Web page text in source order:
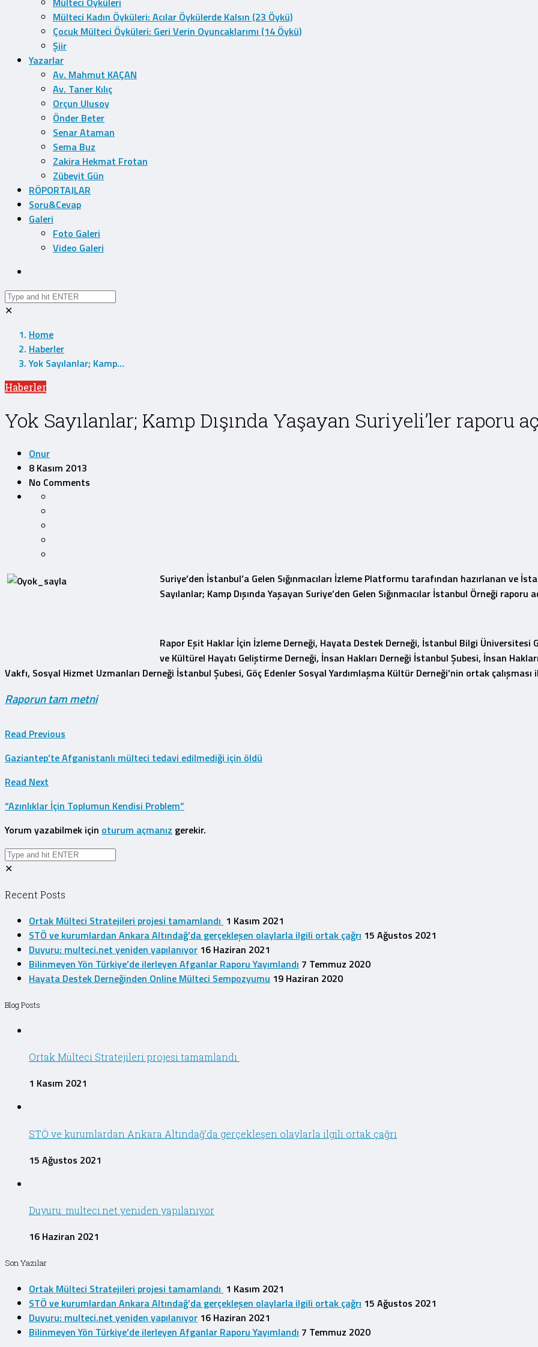
Mülteci Kadın Öyküleri: Acılar Öykülerde Kalsın (23 Öykü)
Çocuk Mülteci Öyküleri: Geri Verin Oyuncaklarımı (14 Öykü)
Şiir
Yazarlar
Av. Mahmut KAÇAN
Av. Taner Kılıç
Orçun Ulusoy
Önder Beter
Senar Ataman
Sema Buz
Zakira Hekmat Frotan
Zübeyit Gün
RÖPORTAJLAR
Soru&Cevap
Galeri
Foto Galeri
Video Galeri
✕
Home
Haberler
Yok Sayılanlar; Kamp…
Haberler
Yok Sayılanlar; Kamp Dışında Yaşayan Suriyeli’ler raporu
Onur
8 Kasım 2013
No Comments
Suriye’den İstanbul’a Gelen Sığınmacıları İzleme Platformu tarafından hazırlanan ve
Sayılanlar; Kamp Dışında Yaşayan Suriye’den Gelen Sığınmacılar İstanbul Örneği raporu
Rapor Eşit Haklar İçin İzleme Derneği, Hayata Destek Derneği, İstanbul Bilgi Üniversitesi
ve Kültürel Hayatı Geliştirme Derneği, İnsan Hakları Derneği İstanbul Şubesi, İnsan
Vakfı, Sosyal Hizmet Uzmanları Derneği İstanbul Şubesi, Göç Edenler Sosyal Yardımlaşma Kültür Derneği’nin ortak çalışması
Raporun tam metni
Read Previous
Gaziantep’te Afganistanlı mülteci tedavi edilmediği için öldü
Read Next
“Azınlıklar İçin Toplumun Kendisi Problem”
Yorum yazabilmek için oturum açmanız gerekir.
✕
Recent Posts
Ortak Mülteci Stratejileri projesi tamamlandı 1 Kasım 2021
STÖ ve kurumlardan Ankara Altındağ’da gerçekleşen olaylarla ilgili ortak çağrı 15 Ağustos 2021
Duyuru: multeci.net yeniden yapılanıyor 16 Haziran 2021
Bilinmeyen Yön Türkiye’de ilerleyen Afganlar Raporu Yayımlandı 7 Temmuz 2020
Hayata Destek Derneğinden Online Mülteci Sempozyumu 19 Haziran 2020
Blog Posts
Ortak Mülteci Stratejileri projesi tamamlandı
1 Kasım 2021
STÖ ve kurumlardan Ankara Altındağ’da gerçekleşen olaylarla ilgili ortak çağrı
15 Ağustos 2021
Duyuru: multeci.net yeniden yapılanıyor
16 Haziran 2021
Son Yazılar
Ortak Mülteci Stratejileri projesi tamamlandı 1 Kasım 2021
STÖ ve kurumlardan Ankara Altındağ’da gerçekleşen olaylarla ilgili ortak çağrı 15 Ağustos 2021
Duyuru: multeci.net yeniden yapılanıyor 16 Haziran 2021
Bilinmeyen Yön Türkiye’de ilerleyen Afganlar Raporu Yayımlandı 7 Temmuz 2020